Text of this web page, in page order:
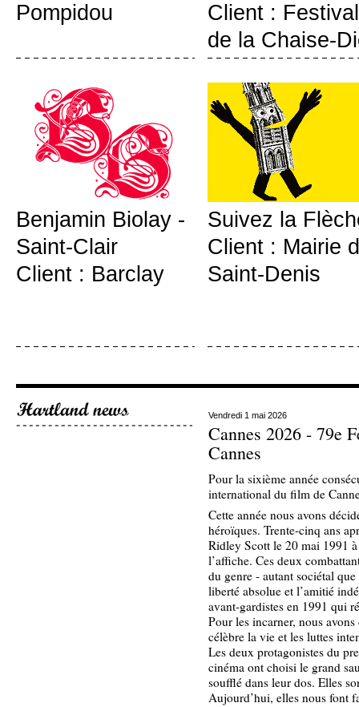
Pompidou
Client : Festival
de la Chaise-
Benjamin Biolay -
Saint-Clair
Client : Barclay
Suivez la
Client : Mairie
Saint-Denis
Vendredi 1 mai 2026
Cannes 2026 - 79e
Cannes
Pour la sixième année
international du film de
Cette année nous avons
héroïques. Trente-cinq ans
Ridley Scott le 20 mai 1991
l’affiche. Ces deux
du genre - autant sociétal
liberté absolue et l’amitié
avant-gardistes en 1991 qui
Pour les incarner, nous
célèbre la vie et les luttes
Les deux protagonistes du
cinéma ont choisi le grand
soufflé dans leur dos. Elles
Aujourd’hui, elles nous font